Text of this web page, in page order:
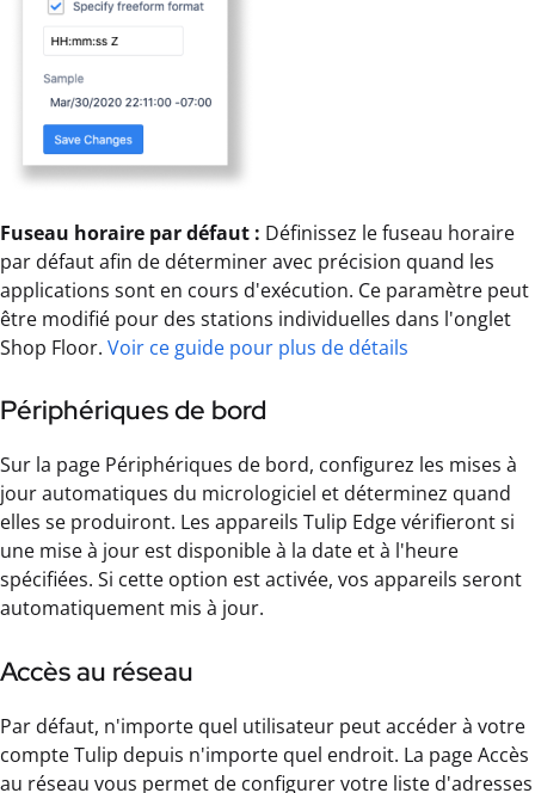
Fuseau horaire par défaut : Définissez le fuseau horaire
par défaut afin de déterminer avec précision quand les
applications sont en cours d'exécution. Ce paramètre peut
être modifié pour des stations individuelles dans l'onglet
Shop Floor. Voir ce guide pour plus de détails
Périphériques de bord
Sur la page Périphériques de bord, configurez les mises à
jour automatiques du micrologiciel et déterminez quand
elles se produiront. Les appareils Tulip Edge vérifieront si
une mise à jour est disponible à la date et à l'heure
spécifiées. Si cette option est activée, vos appareils seront
automatiquement mis à jour.
Accès au réseau
Par défaut, n'importe quel utilisateur peut accéder à votre
compte Tulip depuis n'importe quel endroit. La page Accès
au réseau vous permet de configurer votre liste d'adresses